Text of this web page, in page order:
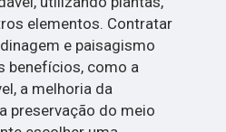
elementos. Contratar
e paisagismo
benefícios, como a
a melhoria da
preservação do meio